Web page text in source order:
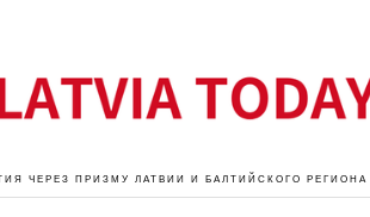
ЧЕРЕЗ ПРИЗМУ ЛАТВИИ И БАЛТИЙСКОГО РЕГИОНА